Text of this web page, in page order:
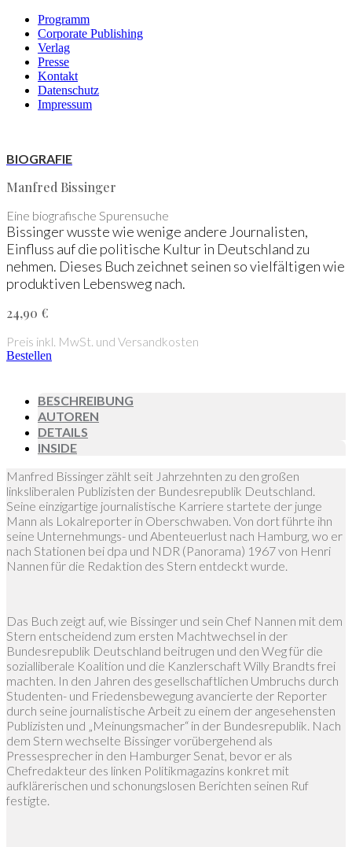
Programm
Corporate Publishing
Verlag
Presse
Kontakt
Datenschutz
Impressum
content
BIOGRAFIE
Manfred Bissinger
Eine biografische Spurensuche
Bissinger wusste wie wenige andere Journalisten,
Einfluss auf die politische Kultur in Deutschland zu
nehmen. Dieses Buch zeichnet seinen so vielfältigen wie
produktiven Lebensweg nach.
24,90 €
Preis inkl. MwSt. und Versandkosten
Bestellen
BESCHREIBUNG
AUTOREN
DETAILS
INSIDE
Manfred Bissinger zählt seit Jahrzehnten zu den großen
linksliberalen Publizisten der Bundesrepublik Deutschland.
Seine einzigartige journalistische Karriere startete der junge
Mann als Lokalreporter in Oberschwaben. Von dort führte ihn
seine Unternehmungs- und Abenteuerlust nach Hamburg, wo er
nach Stationen bei dpa und NDR (Panorama) 1967 von Henri
Nannen für die Redaktion des Stern entdeckt wurde.
Das Buch zeigt auf, wie Bissinger und sein Chef Nannen mit dem
Stern entscheidend zum ersten Machtwechsel in der
Bundesrepublik Deutschland beitrugen und den Weg für die
sozialliberale Koalition und die Kanzlerschaft Willy Brandts frei
machten. In den Jahren des gesellschaftlichen Umbruchs durch
Studenten- und Friedensbewegung avancierte der Reporter
durch seine journalistische Arbeit zu einem der angesehensten
Publizisten und „Meinungsmacher“ in der Bundesrepublik. Nach
dem Stern wechselte Bissinger vorübergehend als
Pressesprecher in den Hamburger Senat, bevor er als
Chefredakteur des linken Politikmagazins konkret mit
aufklärerischen und schonungslosen Berichten seinen Ruf
festigte.